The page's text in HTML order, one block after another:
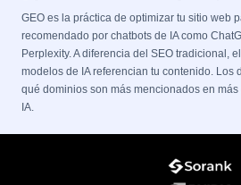
GEO es la práctica de optimizar tu sitio web
recomendado por chatbots de IA como
Perplexity. A diferencia del SEO tradicional,
modelos de IA referencian tu contenido. Los
qué dominios son más mencionados en
IA.